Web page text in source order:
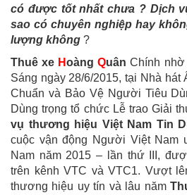
có được tốt nhất chưa ? Dịch
sao có chuyên nghiệp hay
lượng không ?
Thuê xe HoàngQuânChính
Sáng ngày 28/6/2015, tại Nhà
Chuẩn và Bảo Vệ Người Tiêu
Dùng trọng tổ chức Lễ trao Giải
vụ thương hiệu Việt Nam Tin
cuộc vận động Người Việt Nam
Nam năm 2015 – lần thứ III,
trên kênh VTC và VTC1. Vượt
thương hiệu uy tín và lâu năm